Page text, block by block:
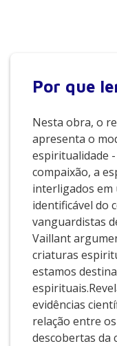
humano.Por que
Nesta obra, o
apresenta o
espiritualidade
compaixão, a
interligados em
identificável do
vanguardistas
Vaillant
criaturas
estamos
evidências
relação entre
descobertas da